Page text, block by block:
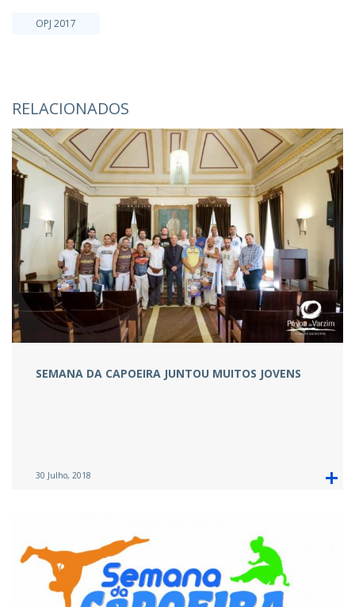
OPJ 2017
RELACIONADOS
SEMANA DA CAPOEIRA JUNTOU MUITOS JOVENS
30 Julho, 2018